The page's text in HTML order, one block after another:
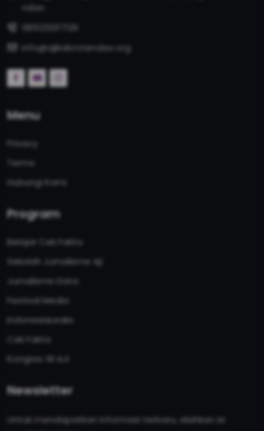
ndao
085125017126
info@ajikabrotendao.org
Menu
Privacy
Terms
Hubungi Kami
Program
Belajar Cek Fakta
Sekolah Jurnalisme Aji
Jurnalisme Data
Festival Media
IndonesiaLeaks
Cek Fakta
Kongres XII AJI
Newsletter
Untuk mendapatkan informasi terbaru, silahkan isi